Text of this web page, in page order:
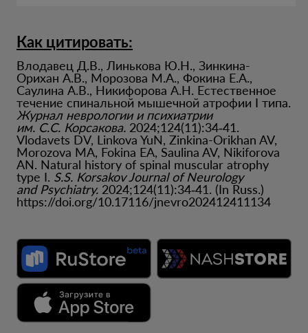
Как цитировать:
Влодавец Д.В., Линькова Ю.Н., Зинкина-
Орихан А.В., Морозова М.А., Фокина Е.А.,
Саулина А.В., Никифорова А.Н. Естественное
течение спинальной мышечной атрофии I типа.
Журнал неврологии и психиатрии
им. С.С. Корсакова. 2024;124(11):34‑41.
Vlodavets DV, Linkova YuN, Zinkina-Orikhan AV,
Morozova MA, Fokina EA, Saulina AV, Nikiforova
AN. Natural history of spinal muscular atrophy
type I. S.S. Korsakov Journal of Neurology
and Psychiatry. 2024;124(11):34‑41. (In Russ.)
https://doi.org/10.17116/jnevro202412411134